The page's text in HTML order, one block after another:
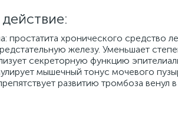
простатита хронического средство
железу. Уменьшает
секреторную функцию
мышечный тонус мочевого
развитию тромбоза венул